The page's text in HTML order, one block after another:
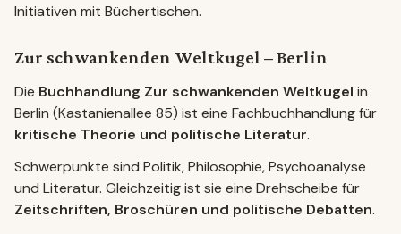
Initiativen mit Büchertischen.
Zur schwankenden Weltkugel – Berlin
Die Buchhandlung Zur schwankenden Weltkugel in
Berlin (Kastanienallee 85) ist eine Fachbuchhandlung für
kritische Theorie und politische Literatur.
Schwerpunkte sind Politik, Philosophie, Psychoanalyse
und Literatur. Gleichzeitig ist sie eine Drehscheibe für
Zeitschriften, Broschüren und politische Debatten.